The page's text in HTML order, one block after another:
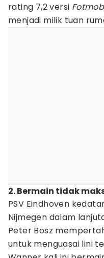
rating 7,2 versi
menjadi milik tuan
2. Bermain tidak
PSV Eindhoven
Nijmegen dalam
Peter Bosz
untuk menguasai lini